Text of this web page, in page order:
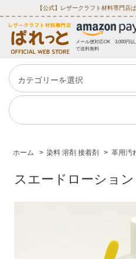
【公式】レザークラフト材料専門店
メール便対応OK 3,000円以
で送料無料
ホーム > 染料 溶剤 接着剤 > 革用汚
スエードローショ